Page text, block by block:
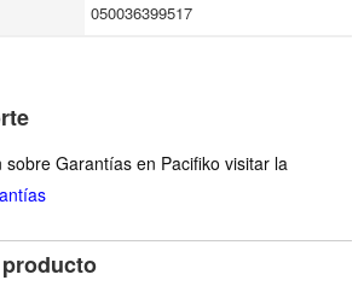
050036399517
sobre Garantías en Pacifiko visitar la